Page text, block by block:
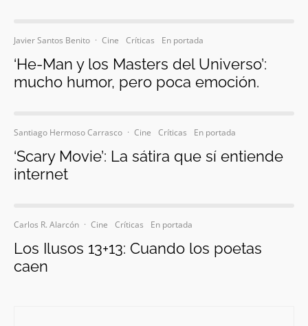
Javier Santos Benito · Cine Críticas En portada
‘He-Man y los Masters del Universo’:
mucho humor, pero poca emoción.
Santiago Hermoso Carrasco · Cine Críticas En portada
‘Scary Movie’: La sátira que sí entiende
internet
Carlos R. Alarcón · Cine Críticas En portada
Los Ilusos 13+13: Cuando los poetas
caen